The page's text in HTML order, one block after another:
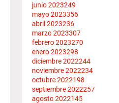
junio 2023249
mayo 2023356
abril 2023236
marzo 2023307
febrero 2023270
enero 2023298
diciembre 2022244
noviembre 2022234
octubre 2022198
septiembre 2022257
agosto 2022145